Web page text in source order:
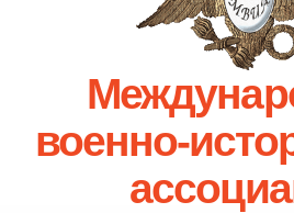
военно-